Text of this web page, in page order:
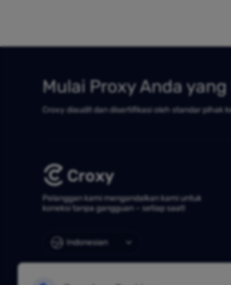
Mulai Proxy Anda
Croxy diaudit dan disertifikasi oleh standar pihak
Pelanggan kami mengandalkan kami untuk
koneksi tanpa gangguan – setiap saat!
Indonesian